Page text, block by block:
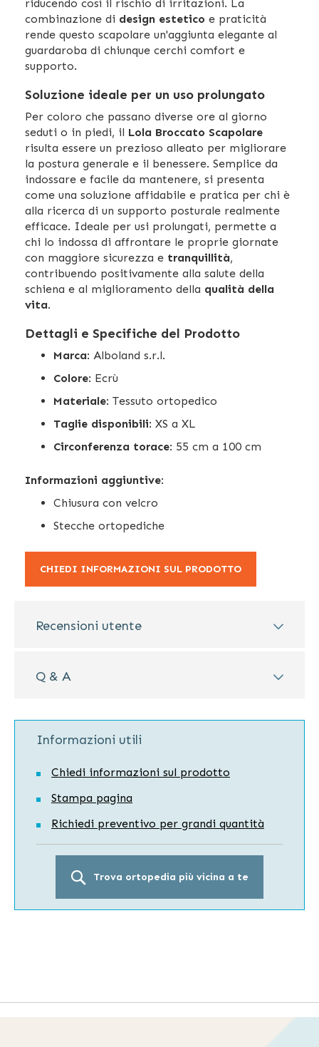
riducendo così il rischio di irritazioni. La
combinazione di design estetico e praticità
rende questo scapolare un'aggiunta elegante al
guardaroba di chiunque cerchi comfort e
supporto.
Soluzione ideale per un uso prolungato
Per coloro che passano diverse ore al giorno
seduti o in piedi, il Lola Broccato Scapolare
risulta essere un prezioso alleato per migliorare
la postura generale e il benessere. Semplice da
indossare e facile da mantenere, si presenta
come una soluzione affidabile e pratica per chi è
alla ricerca di un supporto posturale realmente
efficace. Ideale per usi prolungati, permette a
chi lo indossa di affrontare le proprie giornate
con maggiore sicurezza e tranquillità,
contribuendo positivamente alla salute della
schiena e al miglioramento della qualità della
vita.
Dettagli e Specifiche del Prodotto
Marca: Alboland s.r.l.
Colore: Ecrù
Materiale: Tessuto ortopedico
Taglie disponibili: XS a XL
Circonferenza torace: 55 cm a 100 cm
Informazioni aggiuntive:
Chiusura con velcro
Stecche ortopediche
CHIEDI INFORMAZIONI SUL PRODOTTO
Recensioni utente
Q & A
Informazioni utili
Chiedi informazioni sul prodotto
Stampa pagina
Richiedi preventivo per grandi quantità
Trova ortopedia più vicina a te